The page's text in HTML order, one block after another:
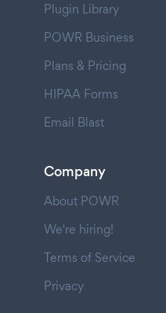
Plugin Library
POWR Business
Plans & Pricing
HIPAA Forms
Email Blast
Company
About POWR
We're hiring!
Terms of Service
Privacy